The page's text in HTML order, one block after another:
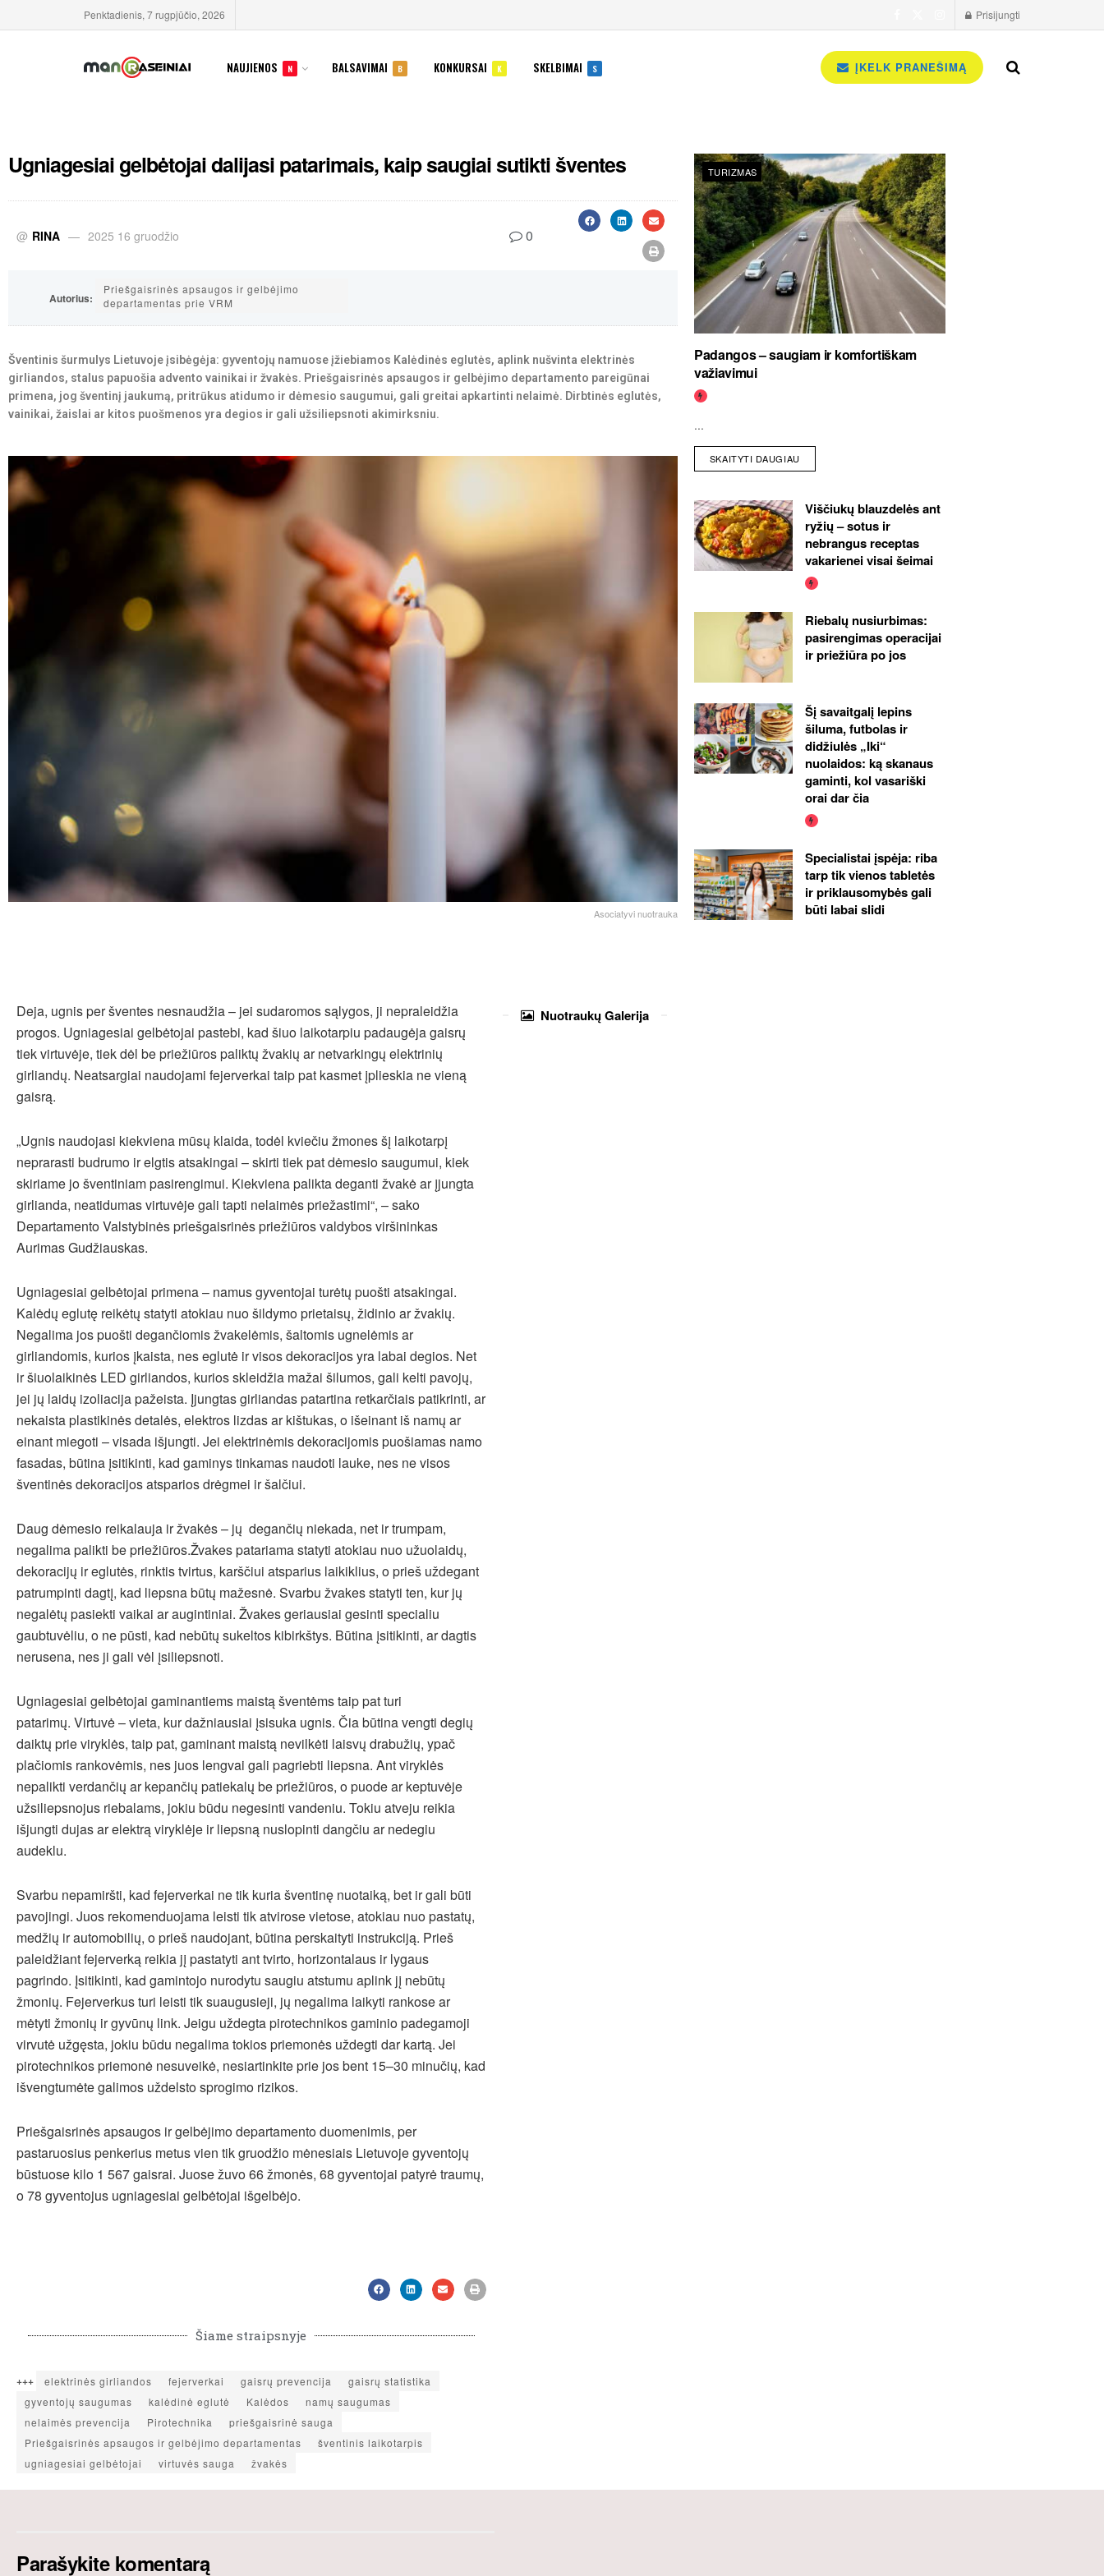
Penktadienis, 7 rugpjūčio, 2026 Prisijungti
NAUJIENOS N BALSAVIMAI B KONKURSAI K SKELBIMAI S ĮKELK PRANEŠIMĄ
Ugniagesiai gelbėtojai dalijasi patarimais, kaip saugiai sutikti šventes
@ RINA 2025 16 gruodžio 0
Autorius:
Priešgaisrinės apsaugos ir gelbėjimo
departamentas prie VRM
Šventinis šurmulys Lietuvoje įsibėgėja: gyventojų namuose įžiebiamos Kalėdinės eglutės, aplink nušvinta elektrinės
girliandos, stalus papuošia advento vainikai ir žvakės. Priešgaisrinės apsaugos ir gelbėjimo departamento pareigūnai
primena, jog šventinį jaukumą, pritrūkus atidumo ir dėmesio saugumui, gali greitai apkartinti nelaimė. Dirbtinės eglutės,
vainikai, žaislai ar kitos puošmenos yra degios ir gali užsiliepsnoti akimirksniu.
Asociatyvi nuotrauka
TURIZMAS
Padangos – saugiam ir komfortiškam
važiavimui
...
SKAITYTI DAUGIAU
Viščiukų blauzdelės ant
ryžių – sotus ir
nebrangus receptas
vakarienei visai šeimai
Riebalų nusiurbimas:
pasirengimas operacijai
ir priežiūra po jos
Šį savaitgalį lepins
šiluma, futbolas ir
didžiulės „Iki“
nuolaidos: ką skanaus
gaminti, kol vasariški
orai dar čia
Specialistai įspėja: riba
tarp tik vienos tabletės
ir priklausomybės gali
būti labai slidi
Deja, ugnis per šventes nesnaudžia – jei sudaromos sąlygos, ji nepraleidžia
progos. Ugniagesiai gelbėtojai pastebi, kad šiuo laikotarpiu padaugėja gaisrų
tiek virtuvėje, tiek dėl be priežiūros paliktų žvakių ar netvarkingų elektrinių
girliandų. Neatsargiai naudojami fejerverkai taip pat kasmet įplieskia ne vieną
gaisrą.
„Ugnis naudojasi kiekviena mūsų klaida, todėl kviečiu žmones šį laikotarpį
neprarasti budrumo ir elgtis atsakingai – skirti tiek pat dėmesio saugumui, kiek
skiriame jo šventiniam pasirengimui. Kiekviena palikta deganti žvakė ar įjungta
girlianda, neatidumas virtuvėje gali tapti nelaimės priežastimi“, – sako
Departamento Valstybinės priešgaisrinės priežiūros valdybos viršininkas
Aurimas Gudžiauskas.
Ugniagesiai gelbėtojai primena – namus gyventojai turėtų puošti atsakingai.
Kalėdų eglutę reikėtų statyti atokiau nuo šildymo prietaisų, židinio ar žvakių.
Negalima jos puošti degančiomis žvakelėmis, šaltomis ugnelėmis ar
girliandomis, kurios įkaista, nes eglutė ir visos dekoracijos yra labai degios. Net
ir šiuolaikinės LED girliandos, kurios skleidžia mažai šilumos, gali kelti pavojų,
jei jų laidų izoliacija pažeista. Įjungtas girliandas patartina retkarčiais patikrinti, ar
nekaista plastikinės detalės, elektros lizdas ar kištukas, o išeinant iš namų ar
einant miegoti – visada išjungti. Jei elektrinėmis dekoracijomis puošiamas namo
fasadas, būtina įsitikinti, kad gaminys tinkamas naudoti lauke, nes ne visos
šventinės dekoracijos atsparios drėgmei ir šalčiui.
Daug dėmesio reikalauja ir žvakės – jų degančių niekada, net ir trumpam,
negalima palikti be priežiūros.Žvakes patariama statyti atokiau nuo užuolaidų,
dekoracijų ir eglutės, rinktis tvirtus, karščiui atsparius laikiklius, o prieš uždegant
patrumpinti dagtį, kad liepsna būtų mažesnė. Svarbu žvakes statyti ten, kur jų
negalėtų pasiekti vaikai ar augintiniai. Žvakes geriausiai gesinti specialiu
gaubtuvėliu, o ne pūsti, kad nebūtų sukeltos kibirkštys. Būtina įsitikinti, ar dagtis
nerusena, nes ji gali vėl įsiliepsnoti.
Ugniagesiai gelbėtojai gaminantiems maistą šventėms taip pat turi
patarimų. Virtuvė – vieta, kur dažniausiai įsisuka ugnis. Čia būtina vengti degių
daiktų prie viryklės, taip pat, gaminant maistą nevilkėti laisvų drabužių, ypač
plačiomis rankovėmis, nes juos lengvai gali pagriebti liepsna. Ant viryklės
nepalikti verdančių ar kepančių patiekalų be priežiūros, o puode ar keptuvėje
užsiliepsnojus riebalams, jokiu būdu negesinti vandeniu. Tokiu atveju reikia
išjungti dujas ar elektrą viryklėje ir liepsną nuslopinti dangčiu ar nedegiu
audeklu.
Svarbu nepamiršti, kad fejerverkai ne tik kuria šventinę nuotaiką, bet ir gali būti
pavojingi. Juos rekomenduojama leisti tik atvirose vietose, atokiau nuo pastatų,
medžių ir automobilių, o prieš naudojant, būtina perskaityti instrukciją. Prieš
paleidžiant fejerverką reikia jį pastatyti ant tvirto, horizontalaus ir lygaus
pagrindo. Įsitikinti, kad gamintojo nurodytu saugiu atstumu aplink jį nebūtų
žmonių. Fejerverkus turi leisti tik suaugusieji, jų negalima laikyti rankose ar
mėtyti žmonių ir gyvūnų link. Jeigu uždegta pirotechnikos gaminio padegamoji
virvutė užgęsta, jokiu būdu negalima tokios priemonės uždegti dar kartą. Jei
pirotechnikos priemonė nesuveikė, nesiartinkite prie jos bent 15–30 minučių, kad
išvengtumėte galimos uždelsto sprogimo rizikos.
Priešgaisrinės apsaugos ir gelbėjimo departamento duomenimis, per
pastaruosius penkerius metus vien tik gruodžio mėnesiais Lietuvoje gyventojų
būstuose kilo 1 567 gaisrai. Juose žuvo 66 žmonės, 68 gyventojai patyrė traumų,
o 78 gyventojus ugniagesiai gelbėtojai išgelbėjo.
Šiame straipsnyje
+++ elektrinės girliandos fejerverkai gaisrų prevencija
gaisrų statistika
gyventojų saugumas
kalėdinė eglutė Kalėdos
namų saugumas
nelaimės prevencija
Pirotechnika
priešgaisrinė sauga
Priešgaisrinės apsaugos ir gelbėjimo departamentas
šventinis laikotarpis
ugniagesiai gelbėtojai
virtuvės sauga žvakės
NuotraukųGalerija
Parašykite komentarą